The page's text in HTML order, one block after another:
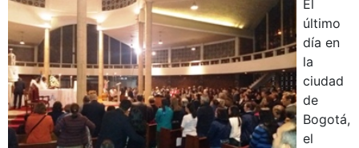
El
último
día en
la
ciudad
de
Bogotá,
el